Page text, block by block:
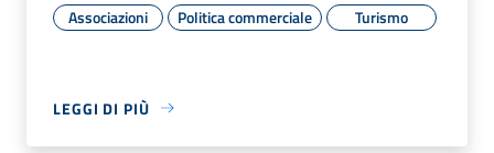
Associazioni Politica commerciale Turismo
LEGGI DI PIÙ